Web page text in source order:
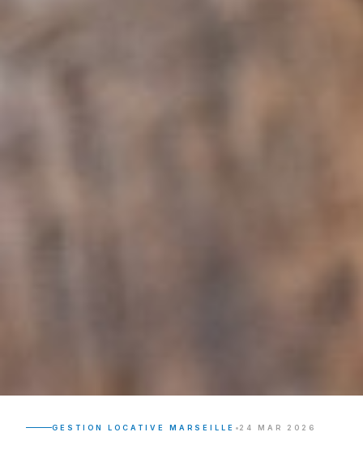
GESTION LOCATIVE MARSEILLE •24 MAR 2026